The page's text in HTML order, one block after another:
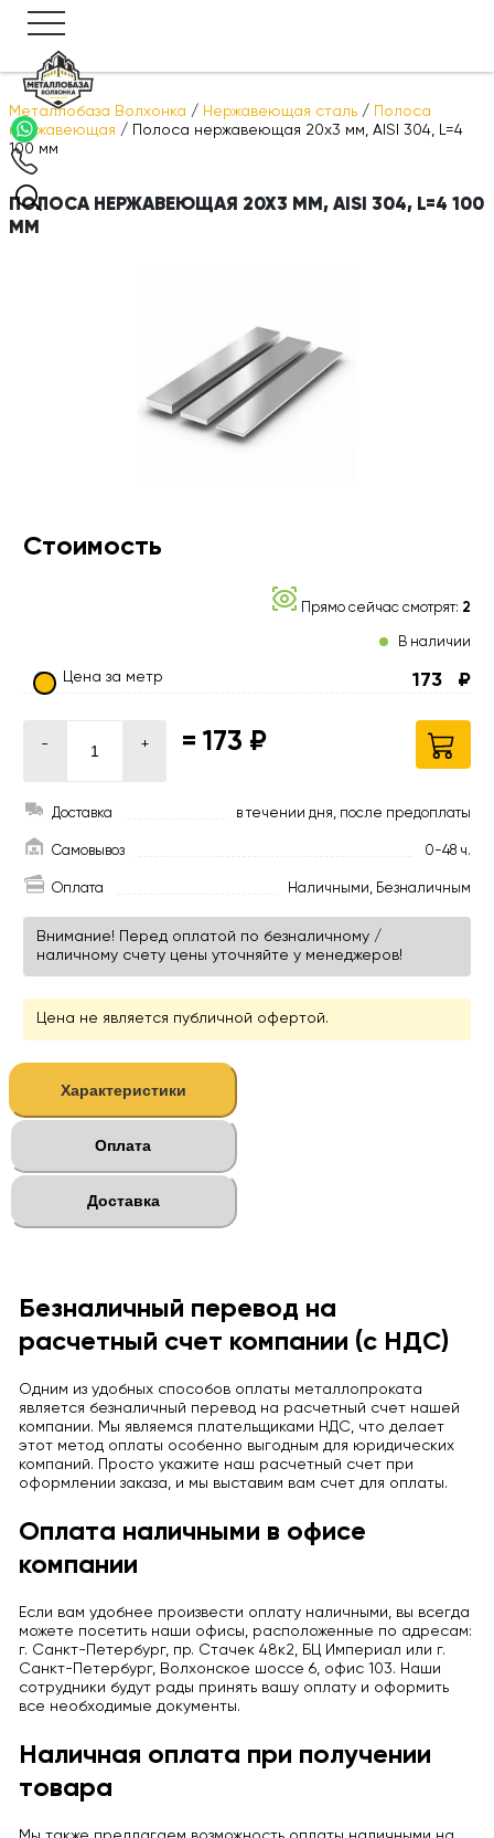
Металлобаза Волхонка / Нержавеющая сталь /
Полоса
нержавеющая /
Полоса нержавеющая 20х3 мм, AISI 304, L=4
100 мм
ПОЛОСА НЕРЖАВЕЮЩАЯ 20Х3 ММ, AISI 304, L=4 100
ММ
Стоимость
Прямо сейчас смотрят: 2
В наличии
Цена за метр 173 ₽
- + = 173 ₽
Доставка в течении дня, после предоплаты
Самовывоз 0-48 ч.
Оплата Наличными, Безналичным
Внимание! Перед оплатой по безналичному /
наличному счету цены уточняйте у менеджеров!
Цена не является публичной офертой.
Характеристики
Оплата
Доставка
Безналичный перевод на
расчетный счет компании (с НДС)
Одним из удобных способов оплаты металлопроката
является безналичный перевод на расчетный счет нашей
компании. Мы являемся плательщиками НДС, что делает
этот метод оплаты особенно выгодным для юридических
компаний. Просто укажите наш расчетный счет при
оформлении заказа, и мы выставим вам счет для оплаты.
Оплата наличными в офисе
компании
Если вам удобнее произвести оплату наличными, вы всегда
можете посетить наши офисы, расположенные по адресам:
г. Санкт-Петербург, пр. Стачек 48к2, БЦ Империал или г.
Санкт-Петербург, Волхонское шоссе 6, офис 103. Наши
сотрудники будут рады принять вашу оплату и оформить
все необходимые документы.
Наличная оплата при получении
товара